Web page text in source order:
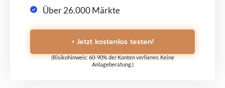
Über 26.000 Märkte
› Jetzt kostenlos testen!
(Risikohinweis: 60-90% der Konten verlieren. Keine
Anlageberatung.)